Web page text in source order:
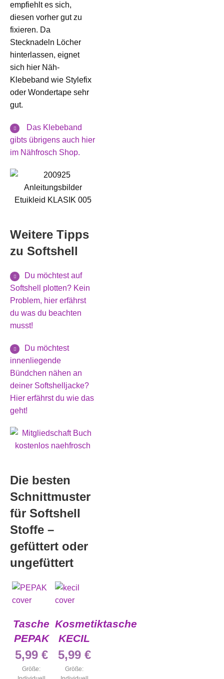
empfiehlt es sich,
diesen vorher gut zu
fixieren. Da
Stecknadeln Löcher
hinterlassen, eignet
sich hier Näh-
Klebeband wie Stylefix
oder Wondertape sehr
gut.
Das Klebeband
gibts übrigens auch hier
im Nähfrosch Shop.
Weitere Tipps
zu Softshell
Du möchtest auf
Softshell plotten? Kein
Problem, hier erfährst
du was du beachten
musst!
Du möchtest
innenliegende
Bündchen nähen an
deiner Softshelljacke?
Hier erfährst du wie das
geht!
Die besten
Schnittmuster
für Softshell
Stoffe –
gefüttert oder
ungefüttert
Tasche
PEPAK
5,99 €
Größe:
Kosmetiktasche
KECIL
5,99 €
Größe: